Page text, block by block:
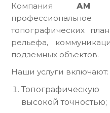
КомпанияАМ
топографических
рельефа,
подземных объектов.
Наши услуги включают:
высокой точностью;